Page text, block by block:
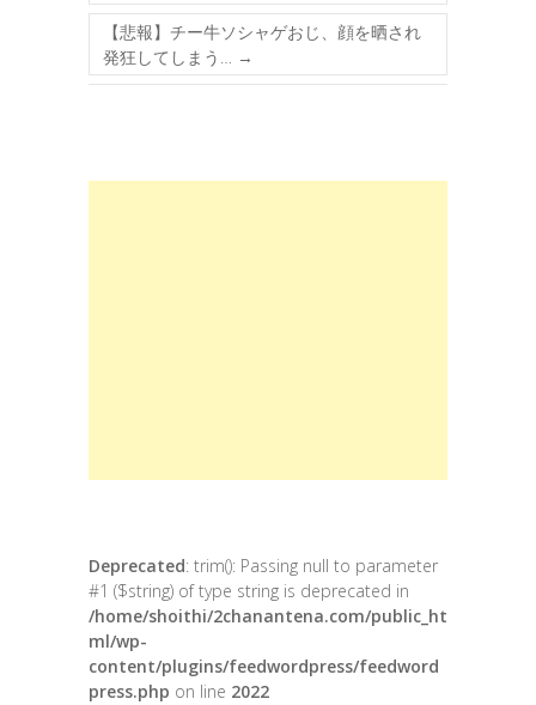
【悲報】チー牛ソシャゲおじ、顔を晒され
発狂してしまう… →
Deprecated: trim(): Passing null to parameter
#1 ($string) of type string is deprecated in
/home/shoithi/2chanantena.com/public_ht
ml/wp-
content/plugins/feedwordpress/feedword
press.php on line 2022